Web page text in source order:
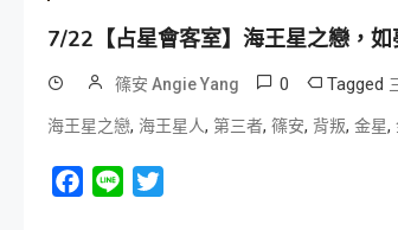
7/22【占星會客室】海王星之戀，
篠安 Angie Yang 0 Tagged
海王星之戀, 海王星人, 第三者, 篠安, 背叛, 金星,
Facebook
Line